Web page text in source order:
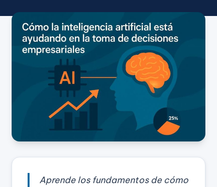
Aprende los fundamentos de cómo